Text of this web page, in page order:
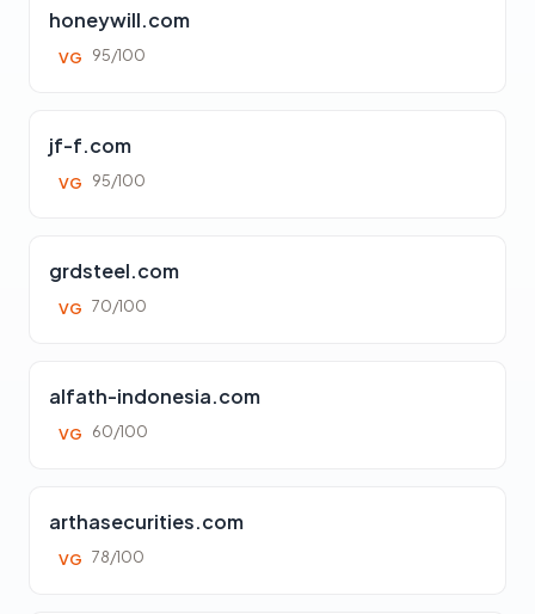
honeywill.com
VG 95/100
jf-f.com
VG 95/100
grdsteel.com
VG 70/100
alfath-indonesia.com
VG 60/100
arthasecurities.com
VG 78/100